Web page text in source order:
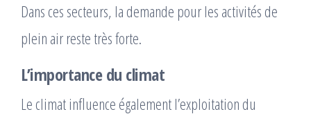
Dans ces secteurs, la demande pour les activités de
plein air reste très forte.
L’importance du climat
Le climat influence également l’exploitation du